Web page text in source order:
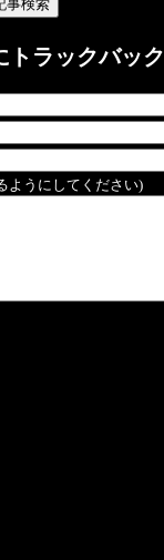
トラックバック
ようにしてください)